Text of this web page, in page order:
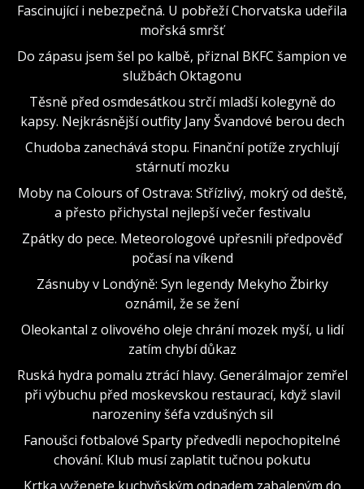
Fascinující i nebezpečná. U pobřeží Chorvatska udeřila
mořská smršť
Do zápasu jsem šel po kalbě, přiznal BKFC šampion ve
službách Oktagonu
Těsně před osmdesátkou strčí mladší kolegyně do
kapsy. Nejkrásnější outfity Jany Švandové berou dech
Chudoba zanechává stopu. Finanční potíže zrychlují
stárnutí mozku
Moby na Colours of Ostrava: Střízlivý, mokrý od deště,
a přesto přichystal nejlepší večer festivalu
Zpátky do pece. Meteorologové upřesnili předpověď
počasí na víkend
Zásnuby v Londýně: Syn legendy Mekyho Žbirky
oznámil, že se žení
Oleokantal z olivového oleje chrání mozek myší, u lidí
zatím chybí důkaz
Ruská hydra pomalu ztrácí hlavy. Generálmajor zemřel
při výbuchu před moskevskou restaurací, když slavil
narozeniny šéfa vzdušných sil
Fanoušci fotbalové Sparty předvedli nepochopitelné
chování. Klub musí zaplatit tučnou pokutu